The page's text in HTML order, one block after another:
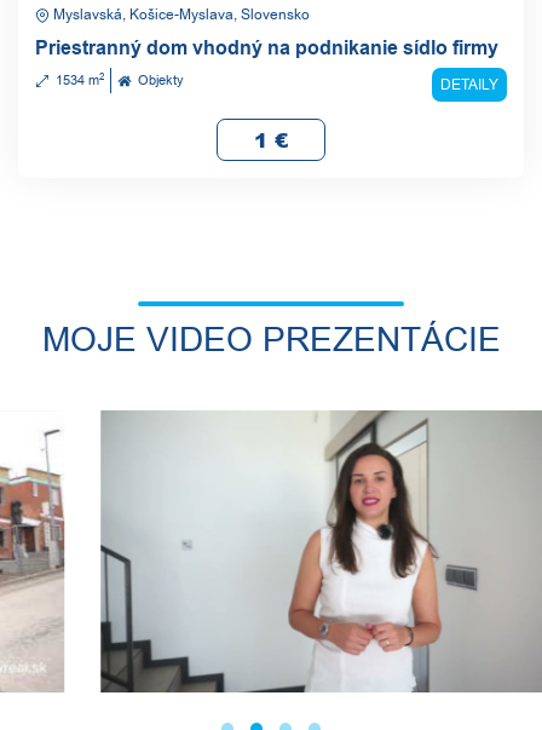
Myslavská, Košice-Myslava, Slovensko
Priestranný dom vhodný na podnikanie sídlo firmy
1534 m2 Objekty DETAILY
1 €
MOJE VIDEO PREZENTÁCIE